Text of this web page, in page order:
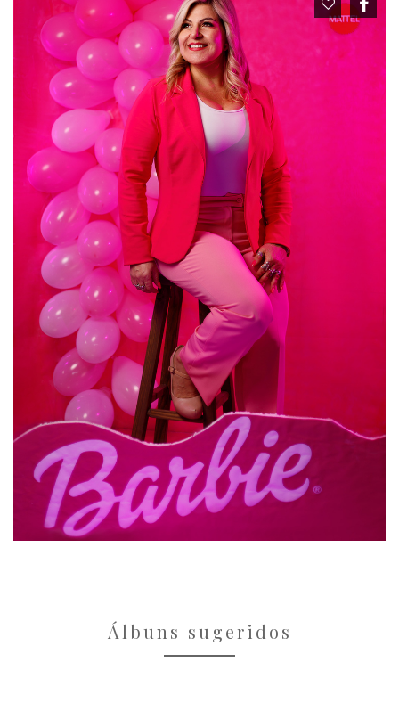
Álbuns sugeridos